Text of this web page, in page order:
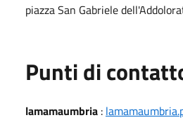
piazza San Gabriele
Punti di
lamamaumbria :